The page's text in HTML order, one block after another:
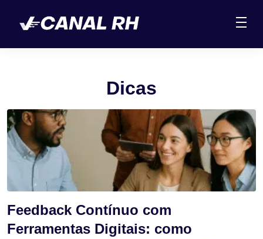
Dicas
Feedback Contínuo com
Ferramentas Digitais: como